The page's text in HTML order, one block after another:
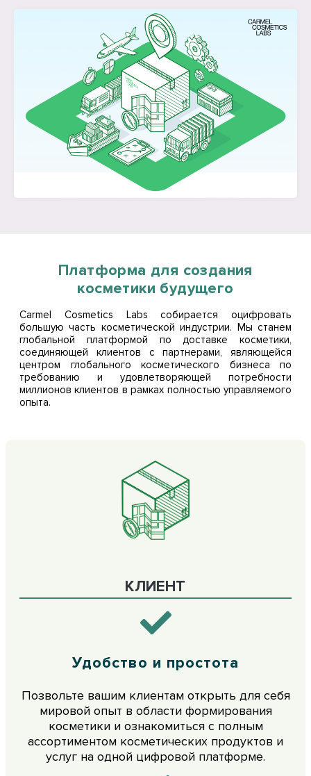
Платформа для создания
косметики будущего
Carmel Cosmetics Labs собирается оцифровать
большую часть косметической индустрии. Мы станем
глобальной платформой по доставке косметики,
соединяющей клиентов с партнерами, являющейся
центром глобального косметического бизнеса по
требованию и удовлетворяющей потребности
миллионов клиентов в рамках полностью управляемого
опыта.
КЛИЕНТ
Удобство и простота
Позвольте вашим клиентам открыть для себя
мировой опыт в области формирования
косметики и ознакомиться с полным
ассортиментом косметических продуктов и
услуг на одной цифровой платформе.